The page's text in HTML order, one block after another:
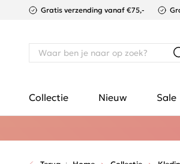
Gratis verzending vanaf €75,-
Collectie Nieuw Sale